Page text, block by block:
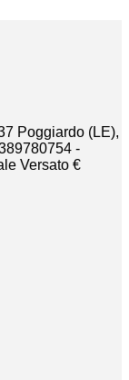
Poggiardo (LE),
-
Versato €